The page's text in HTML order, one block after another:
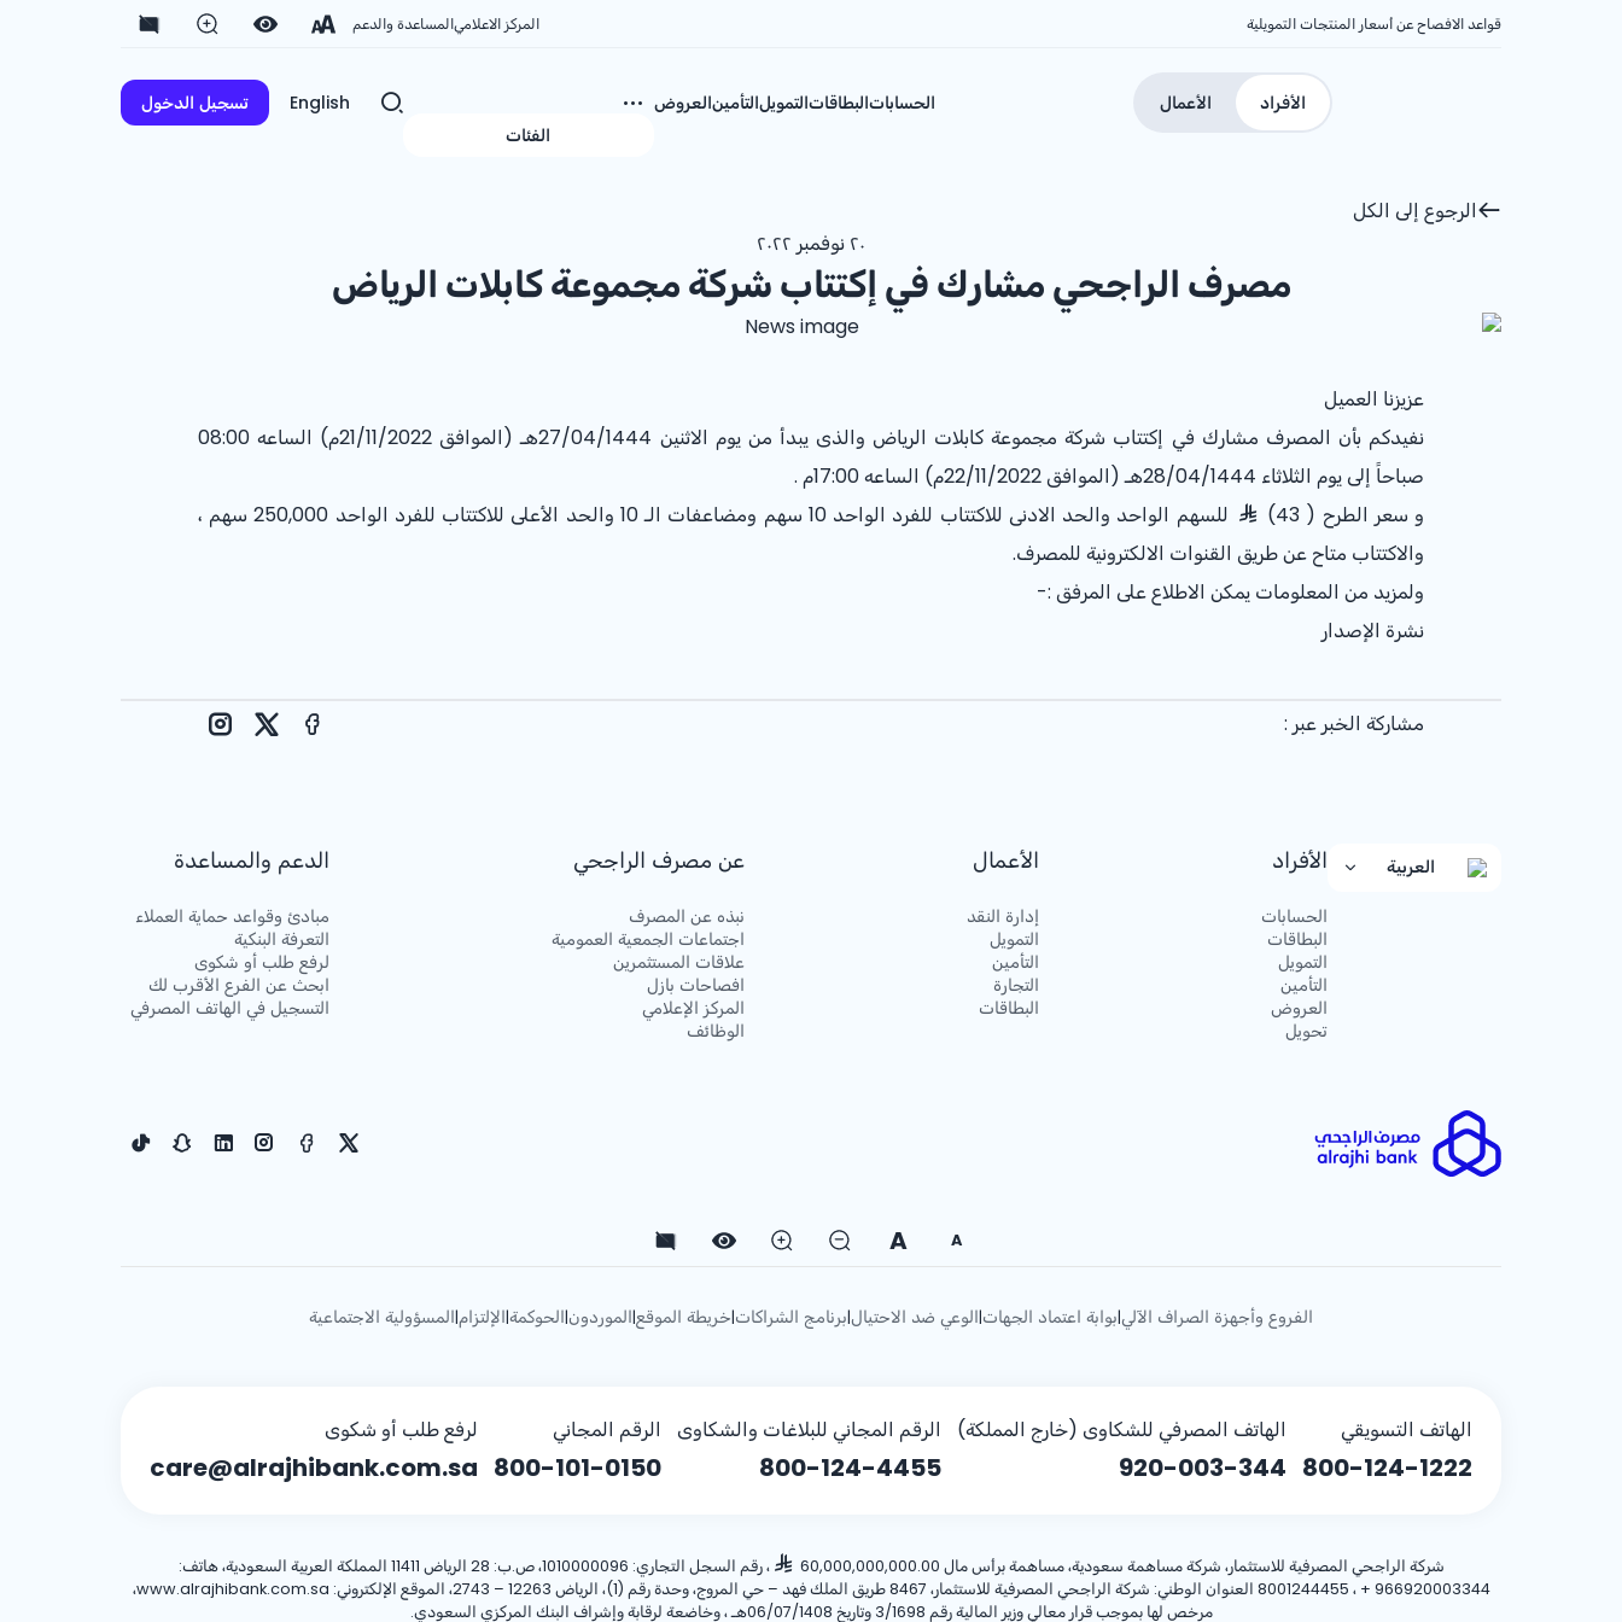
قواعد الافصاح عن أسعار المنتجات التمويلية المركز الاعلاميالمساعدة والدعم
الأفراد الأعمال الحساباتالبطاقاتالتمويلالتأمينالعروض
الفئات
English تسجيل الدخول
الرجوع إلى الكل
٢٠ نوفمبر ٢٠٢٢
مصرف الراجحي مشارك في إكتتاب شركة مجموعة كابلات الرياض
عزيزنا العميل
نفيدكم بأن المصرف مشارك في إكتتاب شركة مجموعة كابلات الرياض والذى يبدأ من يوم الاثنين 27/04/1444هـ (الموافق 21/11/2022م) الساعه 08:00
صباحاً إلى يوم الثلاثاء 28/04/1444هـ (الموافق 22/11/2022م) الساعه 17:00م .
و سعر الطرح ( 43)
للسهم الواحد والحد الادنى للاكتتاب للفرد الواحد 10 سهم ومضاعفات الـ 10 والحد الأعلى للاكتتاب للفرد الواحد 250,000 سهم ،
والاكتتاب متاح عن طريق القنوات الالكترونية للمصرف.
ولمزيد من المعلومات يمكن الاطلاع على المرفق :-
نشرة الإصدار
مشاركة الخبر عبر : Facebook
X
Instagram
العربية الأفراد
الحسابات
البطاقات
التمويل
التأمين
العروض
تحويل
الأعمال
إدارة النقد
التمويل
التأمين
التجارة
البطاقات
عن مصرف الراجحي
نبذه عن المصرف
اجتماعات الجمعية العمومية
علاقات المستثمرين
افصاحات بازل
المركز الإعلامي
الوظائف
الدعم والمساعدة
مبادئ وقواعد حماية العملاء
التعرفة البنكية
لرفع طلب أو شكوى
ابحث عن الفرع الأقرب لك
التسجيل في الهاتف المصرفي
A
A
الفروع وأجهزة الصراف الآلي|بوابة اعتماد الجهات|الوعي ضد الاحتيال|برنامج الشراكات|خريطة الموقع|الموردون|الحوكمة|الإلتزام|المسؤولية الاجتماعية
الهاتف التسويقي
800-124-1222
الهاتف المصرفي للشكاوى (خارج المملكة)
920-003-344
الرقم المجاني للبلاغات والشكاوى
800-124-4455
الرقم المجاني
800-101-0150
لرفع طلب أو شكوى
care@alrajhibank.com.sa
شركة الراجحي المصرفية للاستثمار، شركة مساهمة سعودية، مساهمة برأس مال 60,000,000,000.00
، رقم السجل التجاري: 1010000096، ص.ب: 28 الرياض 11411 المملكة العربية السعودية، هاتف:
+ 966920003344
، 8001244455 العنوان الوطني: شركة الراجحي المصرفية للاستثمار، 8467 طريق الملك فهد – حي المروج، وحدة رقم (1)، الرياض 12263 – 2743، الموقع الإلكتروني: www.alrajhibank.com.sa،
مرخص لها بموجب قرار معالي وزير المالية رقم 3/1698 وتاريخ 06/07/1408هـ ، وخاضعة لرقابة وإشراف البنك المركزي السعودي.